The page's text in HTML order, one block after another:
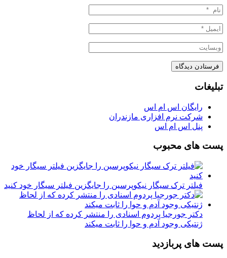
تبلیغات
رایگان اس ام اس
شرکت نرم افزاری مازندران
پنل اس ام اس
پست های محبوب
فیلتر ترک سیگار نیکوپرسین را جایگزین فیلتر سیگار خود کنید
دکتر جورجیا پردوم اسنادی را منتشر کرده که از لحاظ
ژنتیکی وجود آدم و حوا را ثابت میکند
پست های پربازدید